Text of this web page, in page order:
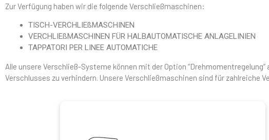
Zur Verfügung haben wir die folgende Verschließmaschinen:
TISCH-VERCHLIEßMASCHINEN
VERCHLIEßMASCHINEN FÜR HALBAUTOMATISCHE ANLAGELINIEN
TAPPATORI PER LINEE AUTOMATICHE
Alle unsere Verschließ-Systeme können mit der Option
Verschlusses zu verhindern. Unsere Verschließmaschinen sind für zahlreiche